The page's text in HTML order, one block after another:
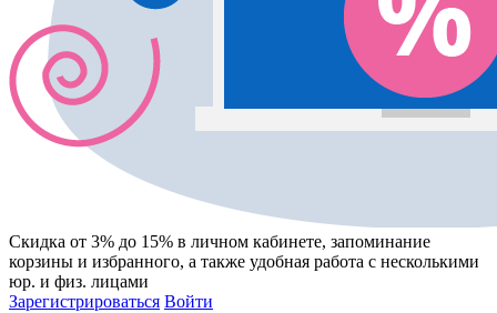
Скидка от 3% до 15% в личном кабинете, запоминание
корзины и избранного, а также удобная работа с несколькими
юр. и физ. лицами
Зарегистрироваться Войти